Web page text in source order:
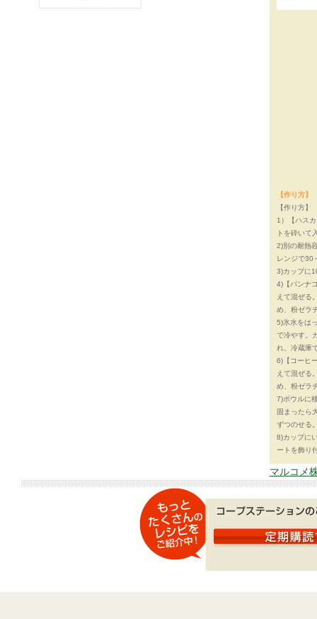
【作り方】
【作り方】
1）【ハス
トを砕いて
2)別の耐熱
レンジで30
3)カップに
4)【パンナ
えて混ぜる
め、粉ゼラ
5)氷水をは
で冷やす。
れ、冷蔵庫
6)【コーヒ
えて混ぜる
め、粉ゼラ
7)ボウルに
固まったら
ずつのせる
8)カップに
ートを飾り
マルコメ